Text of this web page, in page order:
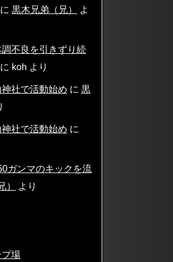
に 黒木兄弟（兄）
よ
不良を引きずり続
に koh より
社で活動始め に 黒
社で活動始め に
ガンマのキックを流
） より
場